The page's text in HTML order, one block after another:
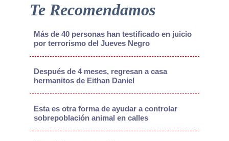
Te Recomendamos
Más de 40 personas han testificado en juicio
por terrorismo del Jueves Negro
Después de 4 meses, regresan a casa
hermanitos de Eithan Daniel
Esta es otra forma de ayudar a controlar
sobrepoblación animal en calles